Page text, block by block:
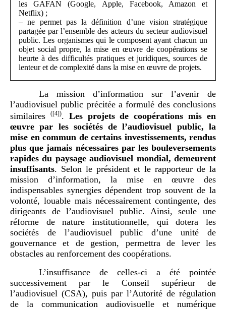
les GAFAN (Google, Apple, Facebook, Amazon et
Netflix) ;
– ne permet pas la définition d’une vision stratégique
partagée par l’ensemble des acteurs du secteur audiovisuel
public. Les organismes qui le composent ayant chacun un
objet social propre, la mise en œuvre de coopérations se
heurte à des difficultés pratiques et juridiques, sources de
lenteur et de complexité dans la mise en œuvre de projets.
La mission d’information sur l’avenir de
l’audiovisuel public précitée a formulé des conclusions
similaires
([4]). Les projets de coopérations mis en
œuvre par les sociétés de l’audiovisuel public, la
mise en commun de certains investissements, rendus
plus que jamais nécessaires par les bouleversements
rapides du paysage audiovisuel mondial, demeurent
insuffisants. Selon le président et le rapporteur de la
mission d’information, la mise en œuvre des
indispensables synergies dépendent trop souvent de la
volonté, louable mais nécessairement contingente, des
dirigeants de l’audiovisuel public. Ainsi, seule une
réforme de nature institutionnelle, qui dotera les
sociétés de l’audiovisuel public d’une unité de
gouvernance et de gestion, permettra de lever les
obstacles au renforcement des coopérations.
L’insuffisance de celles-ci a été pointée
successivement par le Conseil supérieur de
l’audiovisuel (CSA), puis par l’Autorité de régulation
de la communication audiovisuelle et numérique